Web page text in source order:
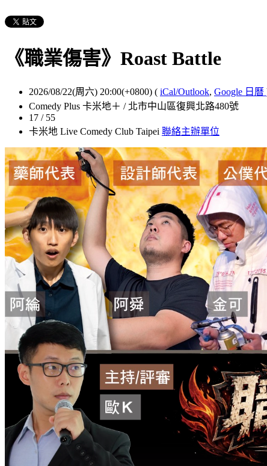
《職業傷害》Roast Battle
2026/08/22(周六) 20:00(+0800) ( iCal/Outlook, Google 日曆
Comedy Plus 卡米地＋ / 北市中山區復興北路480號
17 / 55
卡米地 Live Comedy Club Taipei 聯絡主辦單位